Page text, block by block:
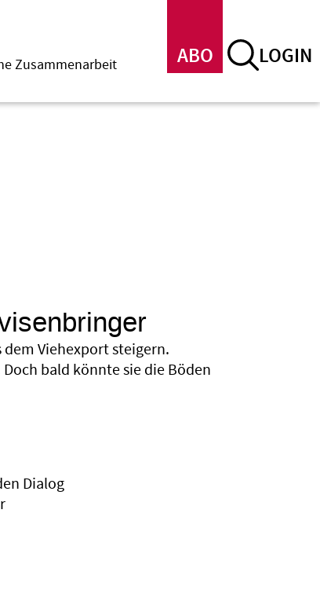
ABO LOGIN
Zusammenarbeit
Viehexport steigern.
bald könnte sie die Böden
Dialog